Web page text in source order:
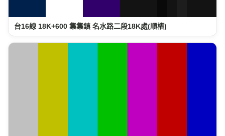
台16線 18K+600 集集鎮 名水路二段18K處(順樁)